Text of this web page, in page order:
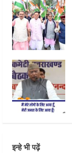
इन्हे भी पढ़ें